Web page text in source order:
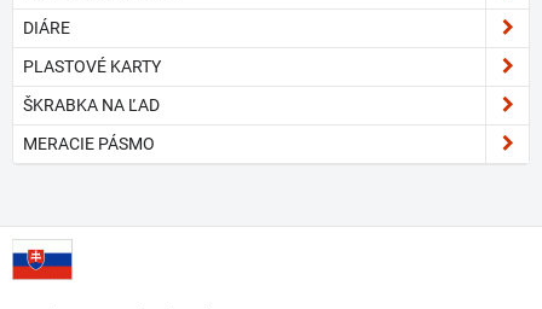
DIÁRE
PLASTOVÉ KARTY
ŠKRABKA NA ĽAD
MERACIE PÁSMO